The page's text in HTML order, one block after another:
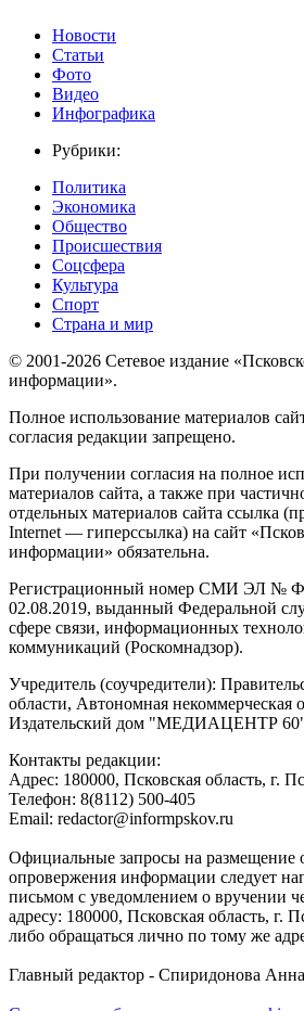
Новости
Статьи
Фото
Видео
Инфографика
Рубрики:
Политика
Экономика
Общество
Происшествия
Соцсфера
Культура
Спорт
Страна и мир
© 2001-2026 Сетевое издание
информации».
Полное использование материалов
согласия редакции запрещено.
При получении согласия на полное
материалов сайта, а также при
отдельных материалов сайта ссылка
Internet — гиперссылка) на сайт
информации» обязательна.
Регистрационный номер СМИ ЭЛ №
02.08.2019, выданный Федеральной
сфере связи, информационных
коммуникаций (Роскомнадзор).
Учредитель (соучредители):
области, Автономная некоммерческая
Издательский дом "МЕДИАЦЕНТР
Контакты редакции:
Адреc: 180000, Псковская область, г.
Телефон: 8(8112) 500-405
Email: redactor@informpskov.ru
Официальные запросы на размещение
опровержения информации следует
письмом с уведомлением о вручении
адресу: 180000, Псковская область, г.
либо обращаться лично по тому же
Главный редактор - Спиридонова